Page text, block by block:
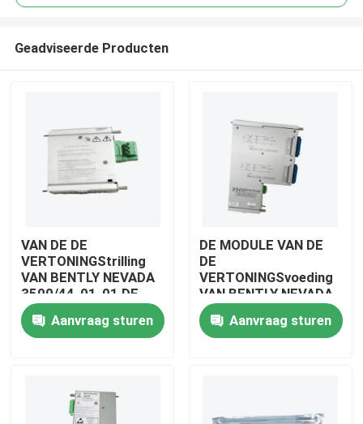
Thuis
Video's
Geadviseerde Producten
VAN DE DE
VERTONINGStrilling
VAN BENTLY NEVADA
3500/44-01-01 DE
MONITORmodule
Aanvraag sturen
DE MODULE VAN DE
DE
VERTONINGSvoeding
VAN BENTLY NEVADA
3500/15-05-00-00
Aanvraag sturen